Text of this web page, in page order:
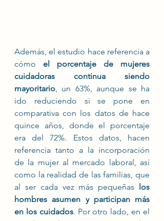
Además, el estudio hace referencia a
cómo el porcentaje de mujeres
cuidadoras continua siendo
mayoritario , un 63%, aunque se ha
ido reduciendo si se pone en
comparativa con los datos de hace
quince años, donde el porcentaje
era del 72%. Estos datos, hacen
referencia tanto a la incorporación
de la mujer al mercado laboral, así
como la realidad de las familias, que
al ser cada vez más pequeñas los
hombres asumen y participan más
en los cuidados. Por otro lado, en el